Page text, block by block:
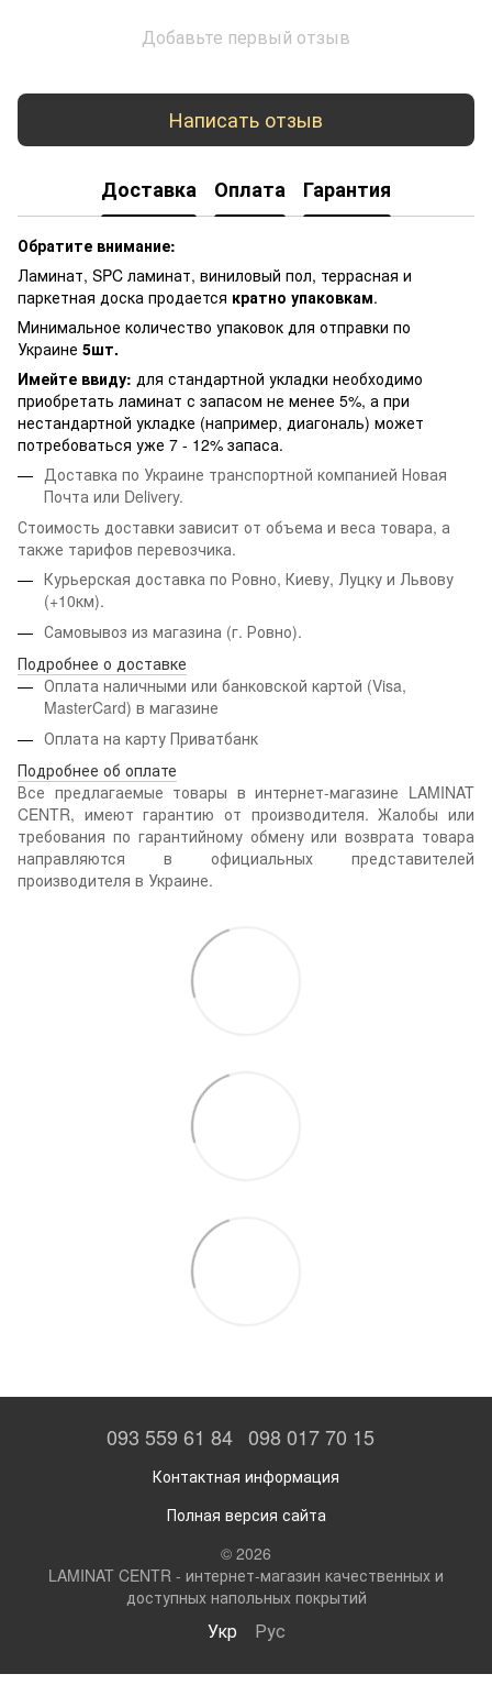
Добавьте первый отзыв
Написать отзыв
Доставка Оплата Гарантия
Обратите внимание:
Ламинат, SPC ламинат, виниловый пол, террасная и
паркетная доска продается кратно упаковкам.
Минимальное количество упаковок для отправки по
Украине 5шт.
Имейте ввиду: для стандартной укладки необходимо
приобретать ламинат с запасом не менее 5%, а при
нестандартной укладке (например, диагональ) может
потребоваться уже 7 - 12% запаса.
Доставка по Украине транспортной компанией Новая
Почта или Delivery.
Стоимость доставки зависит от объема и веса товара, а
также тарифов перевозчика.
Курьерская доставка по Ровно, Киеву, Луцку и Львову
(+10км).
Самовывоз из магазина (г. Ровно).
Подробнее о доставке
Оплата наличными или банковской картой (Visa,
MasterCard) в магазине
Оплата на карту Приватбанк
Подробнее об оплате
Все предлагаемые товары в интернет-магазине LAMINAT
CENTR, имеют гарантию от производителя. Жалобы или
требования по гарантийному обмену или возврата товара
направляются в официальных представителей
производителя в Украине.
093 559 61 84 098 017 70 15
Контактная информация
Полная версия сайта
© 2026
LAMINAT CENTR - интернет-магазин качественных и
доступных напольных покрытий
Укр Рус